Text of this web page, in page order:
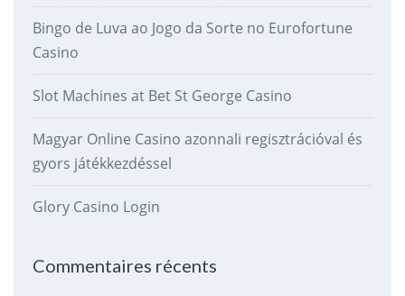
Bingo de Luva ao Jogo da Sorte no Eurofortune
Casino
Slot Machines at Bet St George Casino
Magyar Online Casino azonnali regisztrációval és
gyors játékkezdéssel
Glory Casino Login
Commentaires récents